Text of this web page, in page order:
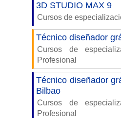
3D STUDIO MAX 9
Cursos de
Técnico diseñador
Cursos de
Profesional
Técnico diseñador
Bilbao
Cursos de
Profesional